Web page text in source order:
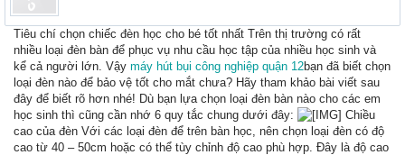
Tiêu chí chọn chiếc đèn học cho bé tốt nhất Trên thị trường có rất
nhiều loại đèn bàn để phục vụ nhu cầu học tập của nhiều học sinh và
kể cả người lớn. Vậy máy hút bụi công nghiệp quận 12bạn đã biết chọn
loại đèn nào để bảo vệ tốt cho mắt chưa? Hãy tham khảo bài viết sau
đây để biết rõ hơn nhé! Dù bạn lựa chọn loại đèn bàn nào cho các em
học sinh thì cũng cần nhớ 6 quy tắc chung dưới đây:
Chiều
cao của đèn Với các loại đèn để trên bàn học, nên chọn loại đèn có độ
cao từ 40 – 50cm hoặc có thể tùy chỉnh độ cao phù hợp. Đây là độ cao